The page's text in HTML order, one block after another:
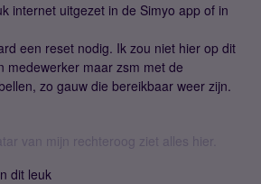
internet uitgezet in de Simyo app of in
een reset nodig. Ik zou niet hier op dit
medewerker maar zsm met de
zo gauw die bereikbaar weer zijn.
van mijn rechteroog ziet alles hier.
dit leuk